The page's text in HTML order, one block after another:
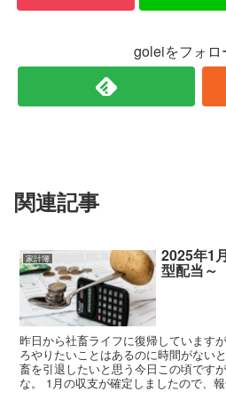
goleiをフォロ
関連記事
家計簿 2025年1
型配当～
昨日から社畜ライフに復帰しています
ろやりたいことはあるのに時間がない
畜を引退したいと思う今日この頃です
な。 1月の収支が確定しましたので、